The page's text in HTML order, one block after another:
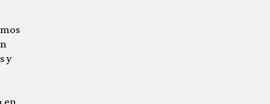
y
en